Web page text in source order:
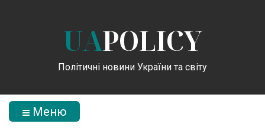
UAPOLICY
Політичні новини України та світу
Меню